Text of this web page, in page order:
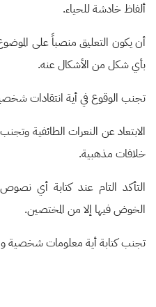
ألفاظ خادشة للحياء.
أن يكون التعليق منصباً على
بأي شكل من الأشكال عنه.
تجنب الوقوع في أية انتقادات
الابتعاد عن النعرات الطائفية
خلافات مذهبية.
التأكد التام عند كتابة أي
الخوض فيها إلا من المختصين.
تجنب كتابة أية معلومات شخصية